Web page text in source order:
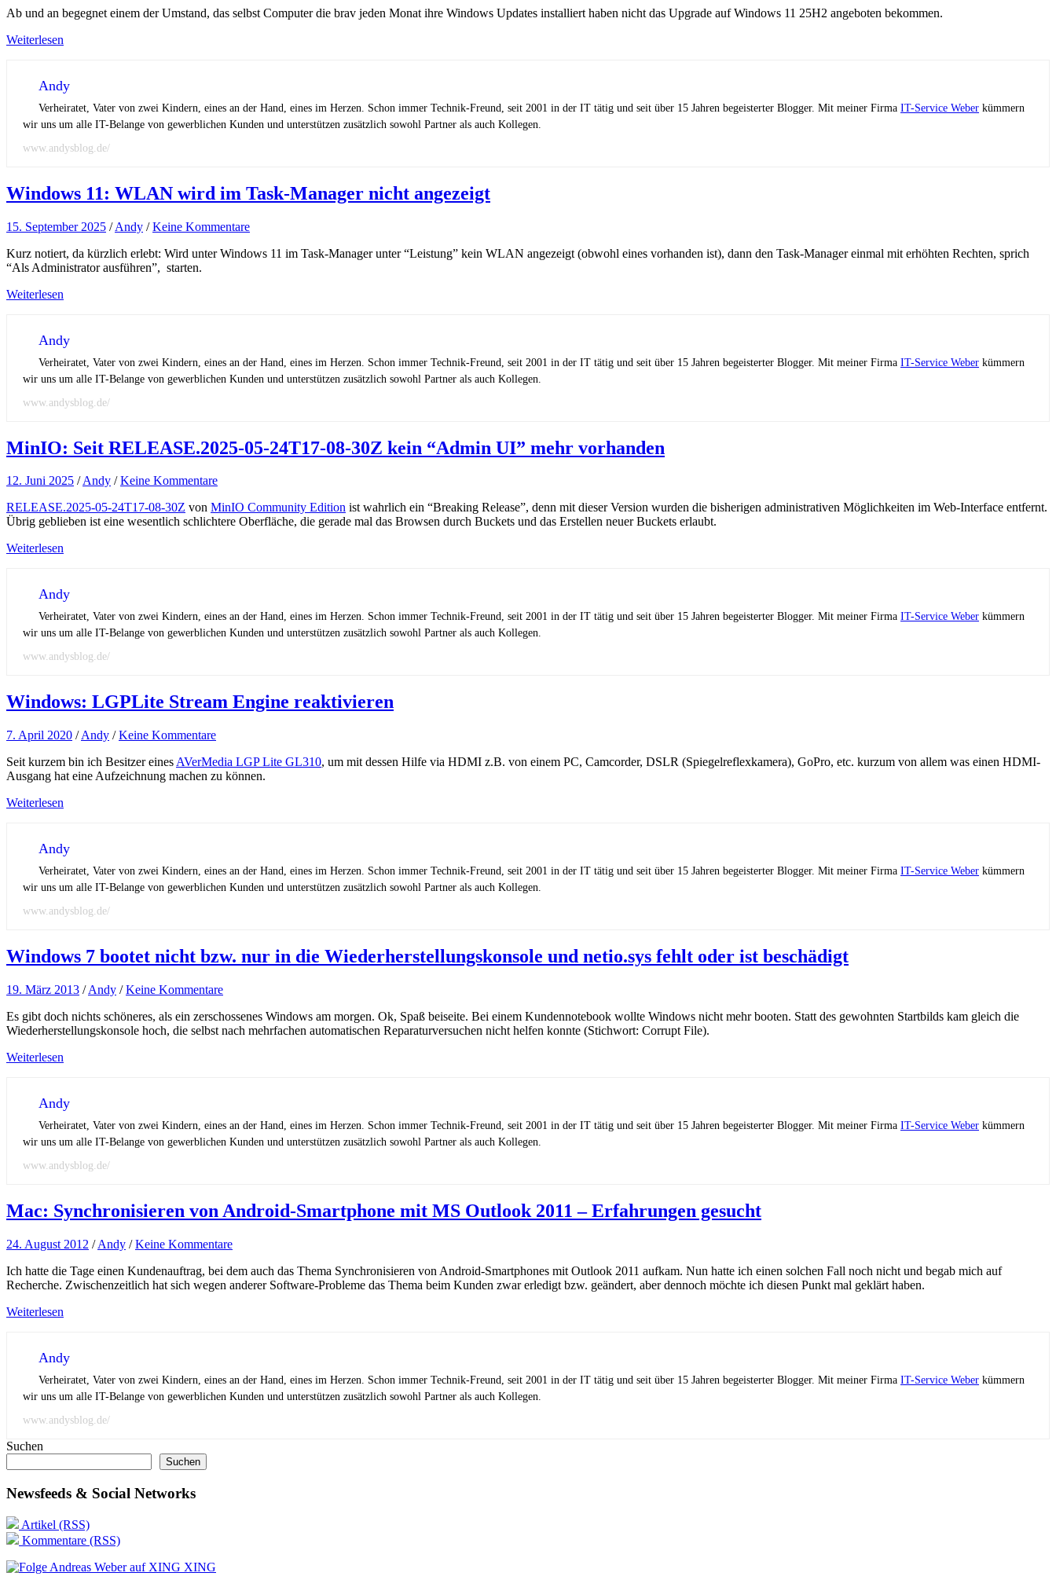
Ab und an begegnet einem der Umstand, das selbst Computer die brav jeden Monat ihre Windows Updates installiert haben nicht das Upgrade auf Windows 11 25H2 angeboten bekommen.
Weiterlesen
Andy
Verheiratet, Vater von zwei Kindern, eines an der Hand, eines im Herzen. Schon immer Technik-Freund, seit 2001 in der IT tätig und seit über 15 Jahren begeisterter Blogger. Mit meiner Firma IT-Service Weber kümmern
wir uns um alle IT-Belange von gewerblichen Kunden und unterstützen zusätzlich sowohl Partner als auch Kollegen.
www.andysblog.de/
Windows 11: WLAN wird im Task-Manager nicht angezeigt
15. September 2025 /Andy /Keine Kommentare
Kurz notiert, da kürzlich erlebt: Wird unter Windows 11 im Task-Manager unter “Leistung” kein WLAN angezeigt (obwohl eines vorhanden ist), dann den Task-Manager einmal mit erhöhten Rechten, sprich
“Als Administrator ausführen”, starten.
Weiterlesen
Andy
Verheiratet, Vater von zwei Kindern, eines an der Hand, eines im Herzen. Schon immer Technik-Freund, seit 2001 in der IT tätig und seit über 15 Jahren begeisterter Blogger. Mit meiner Firma IT-Service Weber kümmern
wir uns um alle IT-Belange von gewerblichen Kunden und unterstützen zusätzlich sowohl Partner als auch Kollegen.
www.andysblog.de/
MinIO: Seit RELEASE.2025-05-24T17-08-30Z kein “Admin UI” mehr vorhanden
12. Juni 2025 /Andy /Keine Kommentare
RELEASE.2025-05-24T17-08-30Z von MinIO Community Edition ist wahrlich ein “Breaking Release”, denn mit dieser Version wurden die bisherigen administrativen Möglichkeiten im Web-Interface entfernt.
Übrig geblieben ist eine wesentlich schlichtere Oberfläche, die gerade mal das Browsen durch Buckets und das Erstellen neuer Buckets erlaubt.
Weiterlesen
Andy
Verheiratet, Vater von zwei Kindern, eines an der Hand, eines im Herzen. Schon immer Technik-Freund, seit 2001 in der IT tätig und seit über 15 Jahren begeisterter Blogger. Mit meiner Firma IT-Service Weber kümmern
wir uns um alle IT-Belange von gewerblichen Kunden und unterstützen zusätzlich sowohl Partner als auch Kollegen.
www.andysblog.de/
Windows: LGPLite Stream Engine reaktivieren
7. April 2020 /Andy /Keine Kommentare
Seit kurzem bin ich Besitzer eines AVerMedia LGP Lite GL310, um mit dessen Hilfe via HDMI z.B. von einem PC, Camcorder, DSLR (Spiegelreflexkamera), GoPro, etc. kurzum von allem was einen HDMI-
Ausgang hat eine Aufzeichnung machen zu können.
Weiterlesen
Andy
Verheiratet, Vater von zwei Kindern, eines an der Hand, eines im Herzen. Schon immer Technik-Freund, seit 2001 in der IT tätig und seit über 15 Jahren begeisterter Blogger. Mit meiner Firma IT-Service Weber kümmern
wir uns um alle IT-Belange von gewerblichen Kunden und unterstützen zusätzlich sowohl Partner als auch Kollegen.
www.andysblog.de/
Windows 7 bootet nicht bzw. nur in die Wiederherstellungskonsole und netio.sys fehlt oder ist beschädigt
19. März 2013 /Andy /Keine Kommentare
Es gibt doch nichts schöneres, als ein zerschossenes Windows am morgen. Ok, Spaß beiseite. Bei einem Kundennotebook wollte Windows nicht mehr booten. Statt des gewohnten Startbilds kam gleich die
Wiederherstellungskonsole hoch, die selbst nach mehrfachen automatischen Reparaturversuchen nicht helfen konnte (Stichwort: Corrupt File).
Weiterlesen
Andy
Verheiratet, Vater von zwei Kindern, eines an der Hand, eines im Herzen. Schon immer Technik-Freund, seit 2001 in der IT tätig und seit über 15 Jahren begeisterter Blogger. Mit meiner Firma IT-Service Weber kümmern
wir uns um alle IT-Belange von gewerblichen Kunden und unterstützen zusätzlich sowohl Partner als auch Kollegen.
www.andysblog.de/
Mac: Synchronisieren von Android-Smartphone mit MS Outlook 2011 – Erfahrungen gesucht
24. August 2012 /Andy /Keine Kommentare
Ich hatte die Tage einen Kundenauftrag, bei dem auch das Thema Synchronisieren von Android-Smartphones mit Outlook 2011 aufkam. Nun hatte ich einen solchen Fall noch nicht und begab mich auf
Recherche. Zwischenzeitlich hat sich wegen anderer Software-Probleme das Thema beim Kunden zwar erledigt bzw. geändert, aber dennoch möchte ich diesen Punkt mal geklärt haben.
Weiterlesen
Andy
Verheiratet, Vater von zwei Kindern, eines an der Hand, eines im Herzen. Schon immer Technik-Freund, seit 2001 in der IT tätig und seit über 15 Jahren begeisterter Blogger. Mit meiner Firma IT-Service Weber kümmern
wir uns um alle IT-Belange von gewerblichen Kunden und unterstützen zusätzlich sowohl Partner als auch Kollegen.
www.andysblog.de/
Suchen
Suchen
Newsfeeds & Social Networks
Artikel (RSS)
Kommentare (RSS)
XING